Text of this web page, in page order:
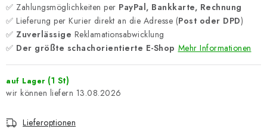
✅ Zahlungsmöglichkeiten per PayPal, Bankkarte, Rechnung
✅ Lieferung per Kurier direkt an die Adresse (Post oder DPD)
✅ Zuverlässige Reklamationsabwicklung
✅ Der größte schachorientierte E-Shop Mehr Informationen
auf Lager (1 St)
13.08.2026
Lieferoptionen